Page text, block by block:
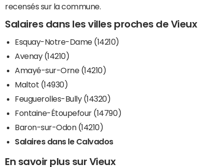
recensés sur la commune.
Salaires dans les villes proches de Vieux
Esquay-Notre-Dame (14210)
Avenay (14210)
Amayé-sur-Orne (14210)
Maltot (14930)
Feuguerolles-Bully (14320)
Fontaine-Étoupefour (14790)
Baron-sur-Odon (14210)
Salaires dans le Calvados
En savoir plus sur Vieux